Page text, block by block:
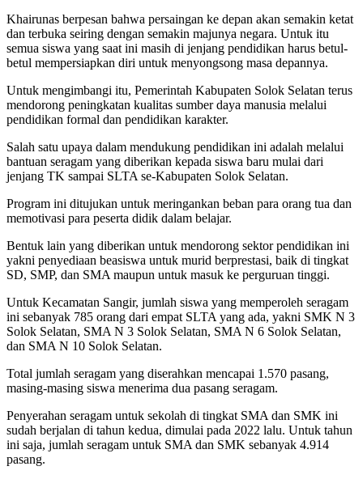
Khairunas berpesan bahwa persaingan ke depan akan semakin ketat
dan terbuka seiring dengan semakin majunya negara. Untuk itu
semua siswa yang saat ini masih di jenjang pendidikan harus betul-
betul mempersiapkan diri untuk menyongsong masa depannya.
Untuk mengimbangi itu, Pemerintah Kabupaten Solok Selatan terus
mendorong peningkatan kualitas sumber daya manusia melalui
pendidikan formal dan pendidikan karakter.
Salah satu upaya dalam mendukung pendidikan ini adalah melalui
bantuan seragam yang diberikan kepada siswa baru mulai dari
jenjang TK sampai SLTA se-Kabupaten Solok Selatan.
Program ini ditujukan untuk meringankan beban para orang tua dan
memotivasi para peserta didik dalam belajar.
Bentuk lain yang diberikan untuk mendorong sektor pendidikan ini
yakni penyediaan beasiswa untuk murid berprestasi, baik di tingkat
SD, SMP, dan SMA maupun untuk masuk ke perguruan tinggi.
Untuk Kecamatan Sangir, jumlah siswa yang memperoleh seragam
ini sebanyak 785 orang dari empat SLTA yang ada, yakni SMK N 3
Solok Selatan, SMA N 3 Solok Selatan, SMA N 6 Solok Selatan,
dan SMA N 10 Solok Selatan.
Total jumlah seragam yang diserahkan mencapai 1.570 pasang,
masing-masing siswa menerima dua pasang seragam.
Penyerahan seragam untuk sekolah di tingkat SMA dan SMK ini
sudah berjalan di tahun kedua, dimulai pada 2022 lalu. Untuk tahun
ini saja, jumlah seragam untuk SMA dan SMK sebanyak 4.914
pasang.